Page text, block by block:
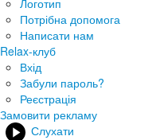
Потрібна допомога
Написати нам
Relax-клуб
Вхід
Забули пароль?
Реєстрація
Замовити рекламу
Слухати